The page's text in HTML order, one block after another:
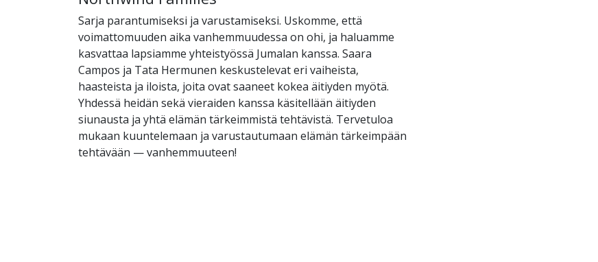
Sarja parantumiseksi ja varustamiseksi. Uskomme, että
voimattomuuden aika vanhemmuudessa on ohi, ja haluamme
kasvattaa lapsiamme yhteistyössä Jumalan kanssa. Saara
Campos ja Tata Hermunen keskustelevat eri vaiheista,
haasteista ja iloista, joita ovat saaneet kokea äitiyden myötä.
Yhdessä heidän sekä vieraiden kanssa käsitellään äitiyden
siunausta ja yhtä elämän tärkeimmistä tehtävistä. Tervetuloa
mukaan kuuntelemaan ja varustautumaan elämän tärkeimpään
tehtävään — vanhemmuuteen!